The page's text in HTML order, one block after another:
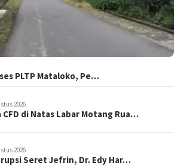
PLTP Mataloko, Pe…
2026
CFD di Natas Labar Motang Rua…
2026
Seret Jefrin, Dr. Edy Har…